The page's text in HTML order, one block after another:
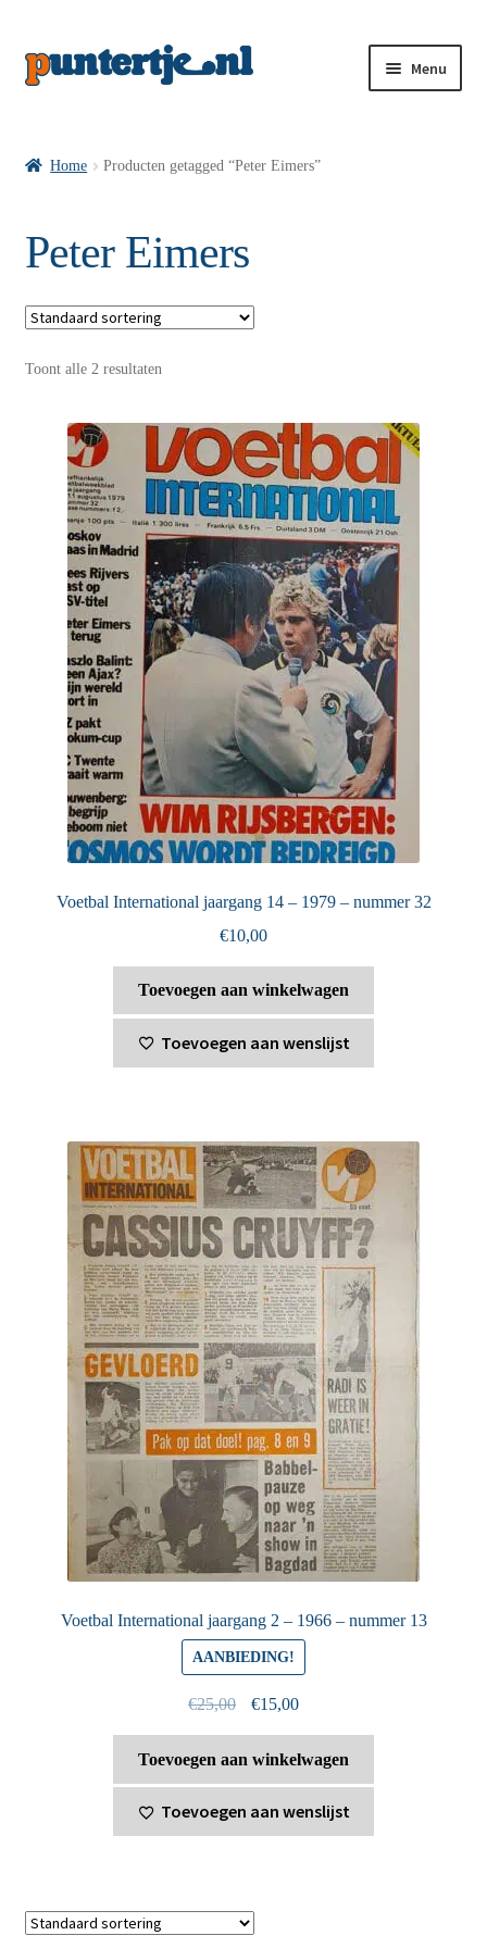
Menu
VI’s met Posters
Wie is puntertje
Puntertjes
Contact
Home Producten getagged “Peter Eimers”
Peter Eimers
Toont alle 2 resultaten
Voetbal International jaargang 14 – 1979 – nummer 32
€10,00
Toevoegen aan winkelwagen
Toevoegen aan wenslijst
Voetbal International jaargang 2 – 1966 – nummer 13
AANBIEDING!
€25,00
Oorspronkelijke
was:
€25,00.
€15,00Huidige
is:
€15,00.
Toevoegen aan winkelwagen
Toevoegen aan wenslijst